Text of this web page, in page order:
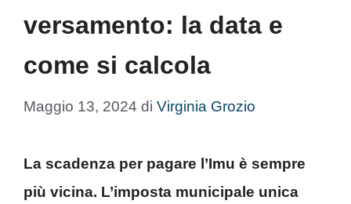
versamento: la data e
come si calcola
Maggio 13, 2024 di Virginia Grozio
La scadenza per pagare l’Imu è sempre
più vicina. L’imposta municipale unica